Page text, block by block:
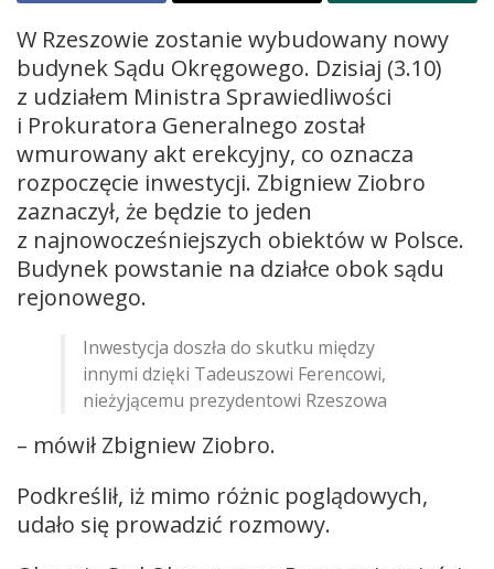
W Rzeszowie zostanie wybudowany nowy
budynek Sądu Okręgowego. Dzisiaj (3.10)
z udziałem Ministra Sprawiedliwości
i Prokuratora Generalnego został
wmurowany akt erekcyjny, co oznacza
rozpoczęcie inwestycji. Zbigniew Ziobro
zaznaczył, że będzie to jeden
z najnowocześniejszych obiektów w Polsce.
Budynek powstanie na działce obok sądu
rejonowego.
Inwestycja doszła do skutku między
innymi dzięki Tadeuszowi Ferencowi,
nieżyjącemu prezydentowi Rzeszowa
– mówił Zbigniew Ziobro.
Podkreślił, iż mimo różnic poglądowych,
udało się prowadzić rozmowy.